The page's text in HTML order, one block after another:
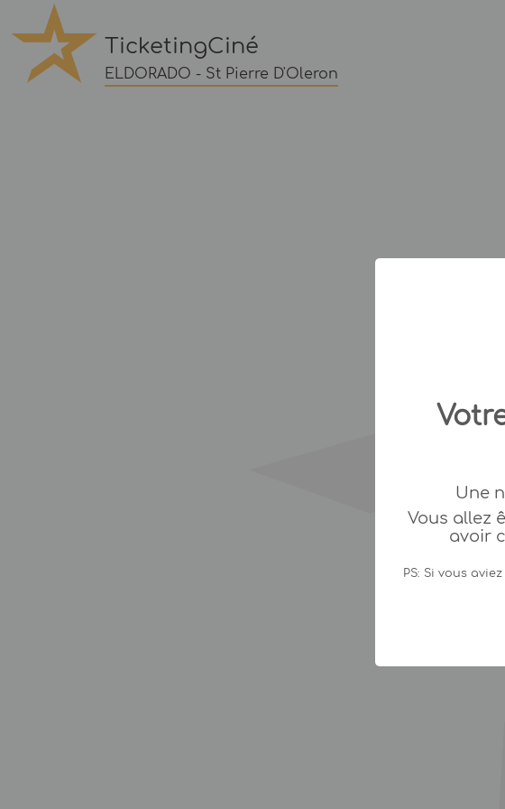
TicketingCiné
ELDORADO - St Pierre D'Oleron
Une
Vous allez
avoir
PS: Si vous